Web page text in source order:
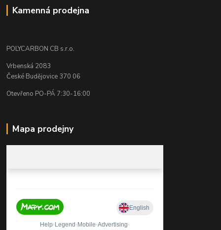
Kamenná prodejna
POLYCARBON CB s.r.o.
Vrbenská 2083
České Budějovice 370 06
Otevřeno PO-PÁ 7:30-16:00
Mapa prodejny